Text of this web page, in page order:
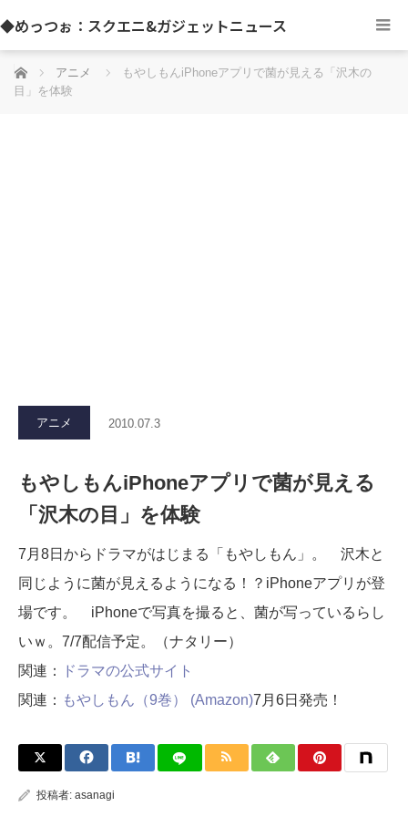
◆めっつぉ：スクエニ&ガジェットニュース
ホーム アニメ
もやしもんiPhoneアプリで菌が見える「沢木の
目」を体験
アニメ 2010.07.3
もやしもんiPhoneアプリで菌が見える
「沢木の目」を体験
7月8日からドラマがはじまる「もやしもん」。 沢木と
同じように菌が見えるようになる！？iPhoneアプリが登
場です。 iPhoneで写真を撮ると、菌が写っているらし
いｗ。7/7配信予定。（ナタリー）
関連：
ドラマの公式サイト
関連： もやしもん（9巻） (Amazon)7月6日発売！
投稿者: asanagi